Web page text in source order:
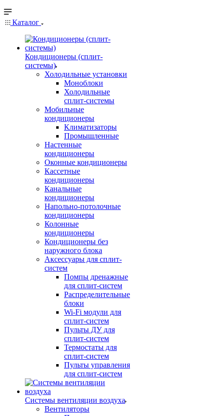
Каталог
Кондиционеры (сплит-
системы)
Холодильные установки
Моноблоки
Холодильные
сплит-системы
Мобильные
кондиционеры
Климатизаторы
Промышленные
Настенные
кондиционеры
Оконные кондиционеры
Кассетные
кондиционеры
Канальные
кондиционеры
Напольно-потолочные
кондиционеры
Колонные
кондиционеры
Кондиционеры без
наружного блока
Аксессуары для сплит-
систем
Помпы дренажные
для сплит-систем
Распределительные
блоки
Wi-Fi модули для
сплит-систем
Пульты ДУ для
сплит-систем
Термостаты для
сплит-систем
Пульты управления
для сплит-систем
Системы вентиляции воздуха
Вентиляторы